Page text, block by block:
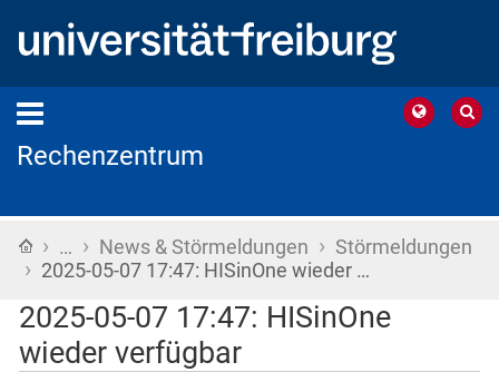
Rechenzentrum
Startseite
› … › News & Störmeldungen › Störmeldungen
› 2025-05-07 17:47: HISinOne wieder …
2025-05-07 17:47: HISinOne
wieder verfügbar